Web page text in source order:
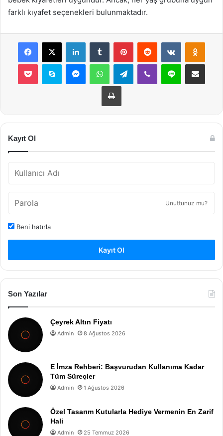
farklı kıyafet seçenekleri bulunmaktadır.
Facebook
X LinkedInTumblr PinterestReddit VKontakte
Pocket Skype MessengerWhatsAppTelegramViber Line E-Posta ile
Yazdır
Kayıt Ol
Unuttunuz mu?
Beni hatırla
Kayıt Ol
Son Yazılar
Çeyrek Altın Fiyatı
Admin 8 Ağustos 2026
E İmza Rehberi: Başvurudan Kullanıma Kadar
Tüm Süreçler
Admin 1 Ağustos 2026
Özel Tasarım Kutularla Hediye Vermenin En Zarif
Hali
Admin 25 Temmuz 2026